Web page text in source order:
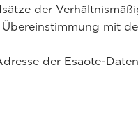
der
mit
der Esaote-